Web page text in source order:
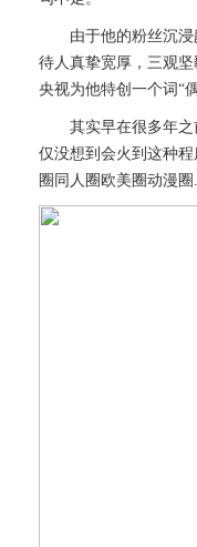
由于他的粉丝沉浸
待人真挚宽厚，三观坚
央视为他特创一个词“
其实早在很多年之
仅没想到会火到这种
圈同人圈欧美圈动漫圈